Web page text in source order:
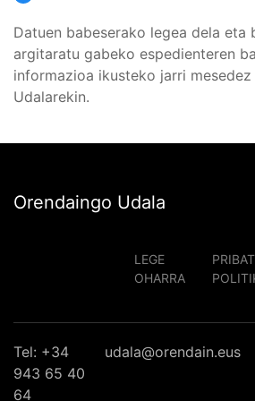
Datuen babeserako legea dela eta
argitaratu gabeko espedienteren
informazioa ikusteko jarri mesedez
Udalarekin.
Orendaingo Udala
LEGE
OHARRA
Tel: +34
943 65 40
64
udala@orendain.eus